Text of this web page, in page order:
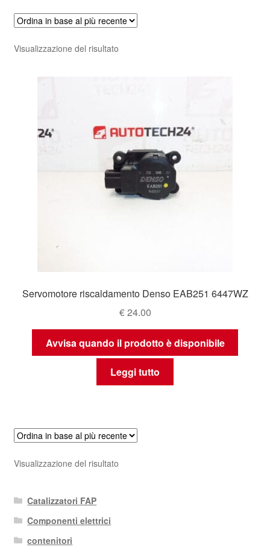
Visualizzazione del risultato
Servomotore riscaldamento Denso EAB251 6447WZ
€24.00
Avvisa quando il prodotto è disponibile
Leggi tutto
Visualizzazione del risultato
Catalizzatori FAP
Componenti elettrici
contenitori